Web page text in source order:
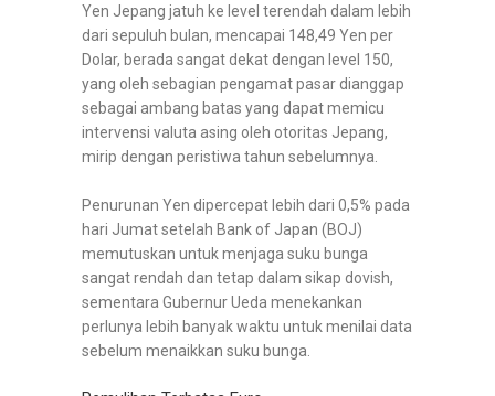
Yen Jepang jatuh ke level terendah dalam lebih
dari sepuluh bulan, mencapai 148,49 Yen per
Dolar, berada sangat dekat dengan level 150,
yang oleh sebagian pengamat pasar dianggap
sebagai ambang batas yang dapat memicu
intervensi valuta asing oleh otoritas Jepang,
mirip dengan peristiwa tahun sebelumnya.
Penurunan Yen dipercepat lebih dari 0,5% pada
hari Jumat setelah Bank of Japan (BOJ)
memutuskan untuk menjaga suku bunga
sangat rendah dan tetap dalam sikap dovish,
sementara Gubernur Ueda menekankan
perlunya lebih banyak waktu untuk menilai data
sebelum menaikkan suku bunga.